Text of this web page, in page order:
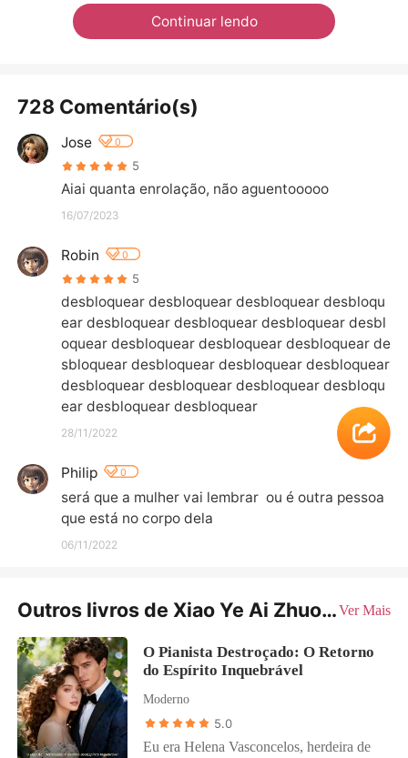
Continuar lendo
728 Comentário(s)
Jose 0
5
Aiai quanta enrolação, não aguentooooo
16/07/2023
Robin 0
5
desbloquear desbloquear desbloquear desbloqu
ear desbloquear desbloquear desbloquear desbl
oquear desbloquear desbloquear desbloquear de
sbloquear desbloquear desbloquear desbloquear
desbloquear desbloquear desbloquear desbloqu
ear desbloquear desbloquear
28/11/2022
Philip 0
será que a mulher vai lembrar  ou é outra pessoa
que está no corpo dela
06/11/2022
Outros livros de Xiao Ye Ai Zhuo YaoVer Mais
O Pianista Destroçado: O Retorno
do Espírito Inquebrável
Moderno
5.0
Eu era Helena Vasconcelos, herdeira de